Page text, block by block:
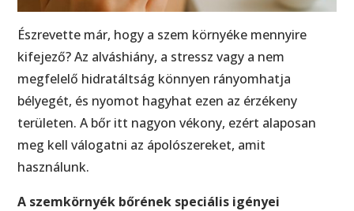
Észrevette már, hogy a szem környéke mennyire
kifejező? Az alváshiány, a stressz vagy a nem
megfelelő hidratáltság könnyen rányomhatja
bélyegét, és nyomot hagyhat ezen az érzékeny
területen. A bőr itt nagyon vékony, ezért alaposan
meg kell válogatni az ápolószereket, amit
használunk.
A szemkörnyék bőrének speciális igényei